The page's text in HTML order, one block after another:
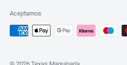
Aceptamos